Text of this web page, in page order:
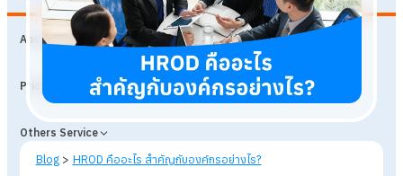
About
Prices
Others Service
Published:March 3, 2024 6,808views HR Knowledge